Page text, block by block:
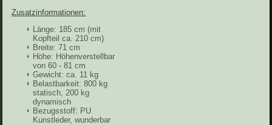
Zusatzinformationen:
Länge: 185 cm (mit
Kopfteil ca. 210 cm)
Breite: 71 cm
Höhe: Höhenverstellbar
von 60 - 81 cm
Gewicht: ca. 11 kg
Belastbarkeit: 800 kg
statisch, 200 kg
dynamisch
Bezugsstoff: PU
Kunstleder, wunderbar